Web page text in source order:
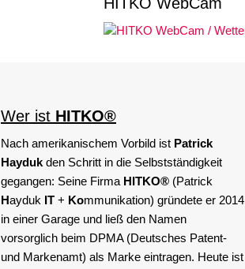
Wer ist HITKO®
Nach amerikanischem Vorbild ist Patrick
Hayduk den Schritt in die Selbstständigkeit
gegangen: Seine Firma HITKO® (Patrick
Hayduk IT + Kommunikation) gründete er 2014
in einer Garage und ließ den Namen
vorsorglich beim DPMA (Deutsches Patent-
und Markenamt) als Marke eintragen. Heute ist